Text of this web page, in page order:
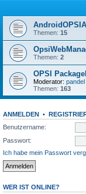
Themen: 15
Themen: 2
OPSI
Moderator: pandel
Themen: 163
ANMELDEN •
Benutzername:
Passwort:
Ich habe mein Passwort
WER IST ONLINE?